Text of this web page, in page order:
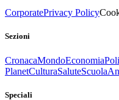
CorporatePrivacy Policy
Sezioni
CronacaMondoEconomia
PlanetCulturaSaluteScuola
Speciali